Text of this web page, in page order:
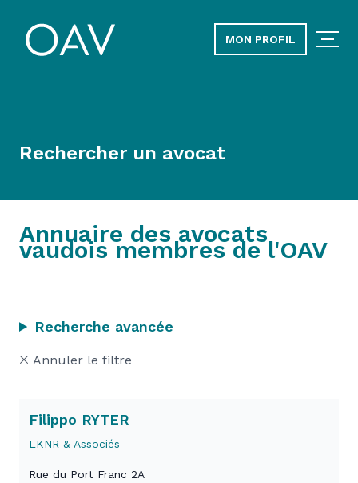
MON PROFIL
Rechercher un avocat
Annuaire des avocats
vaudois membres de l'OAV
Recherche avancée
Annuler le filtre
Filippo RYTER
LKNR & Associés
Rue du Port Franc 2A